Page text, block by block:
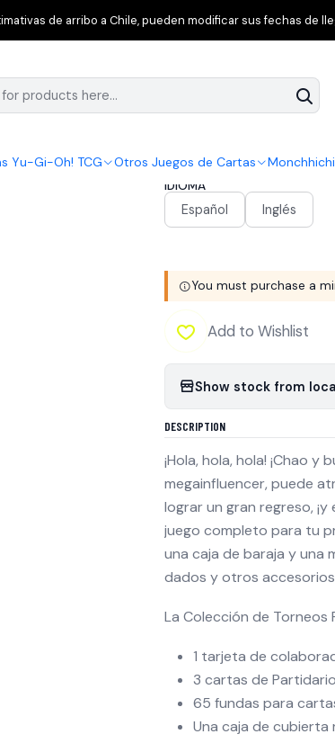
Yu-Gi-Oh! TCG Otros Juegos de Cartas Monchhichi
de arribo a Chile, pueden modificar sus fechas de
Pokémon TCG: Scarlet & Violet—Iono Premium
|
Pokémon
IDIOMA
Español Inglés
You must purchase a
Add to Wishlist
Show stock from
DESCRIPTION
¡Hola, hola, hola! ¡Chao
megainfluencer, puede
lograr un gran regreso,
juego completo para tu
una caja de baraja y una
dados y otros accesorios
La Colección de Torneos
1 tarjeta de
3 cartas de
65 fundas para
Una caja de